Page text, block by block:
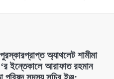
অ্যাথলেট শামীমা
ইন্তেকালে আরাফাত রহমান